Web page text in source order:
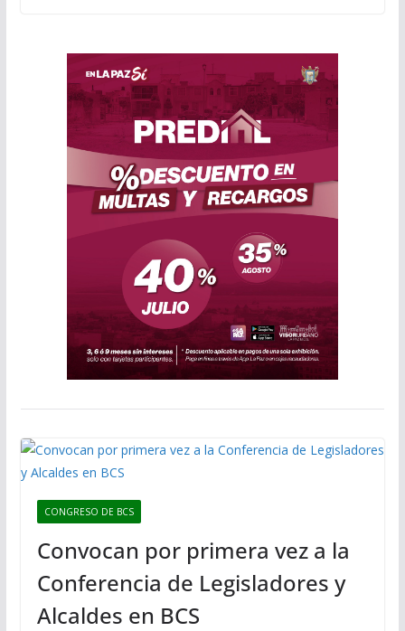
CONGRESO DE BCS
Convocan por primera vez a la
Conferencia de Legisladores y
Alcaldes en BCS